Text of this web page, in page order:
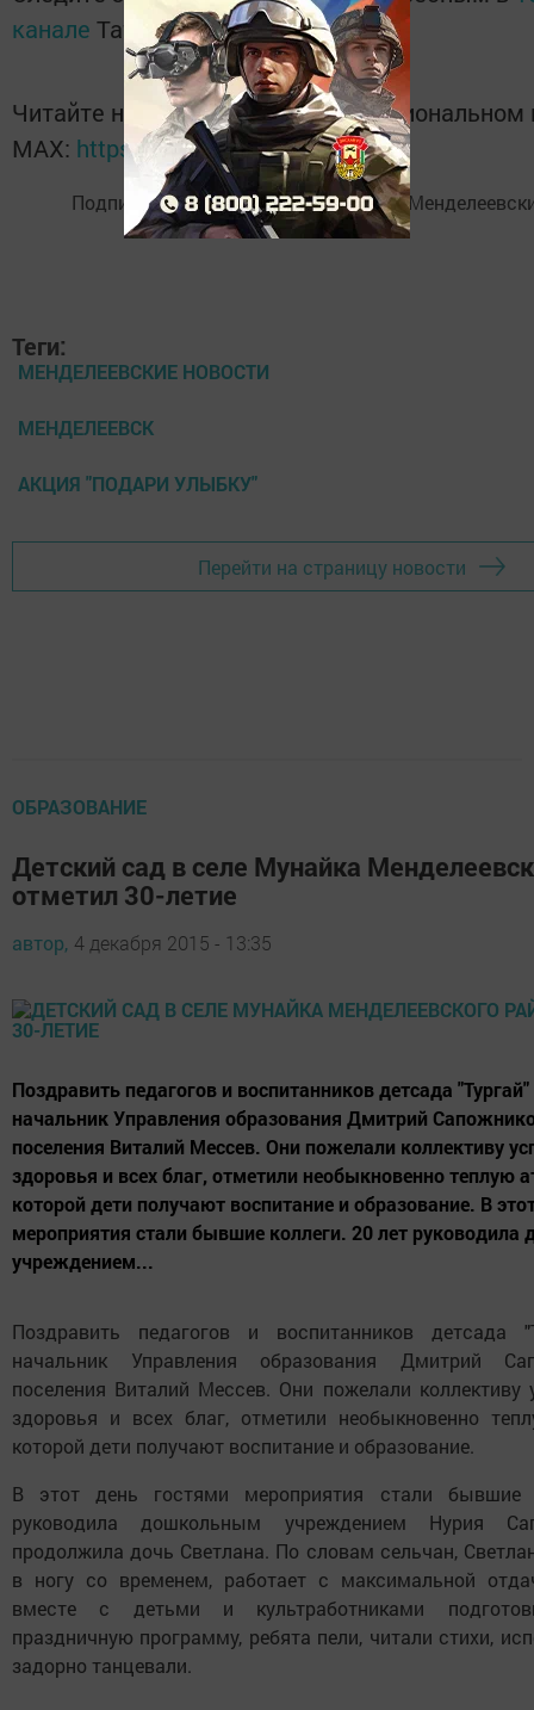
канале Татмедиа
Читайте новости Татарстана в
MАХ: https://max.ru/tatmedia
Подписывайтесь наTelegram-канал
Теги:
МЕНДЕЛЕЕВСКИЕ НОВОСТИ
МЕНДЕЛЕЕВСК
АКЦИЯ "ПОДАРИ УЛЫБКУ"
Перейти на страницу новости
ОБРАЗОВАНИЕ
Детский сад в селе Мунайка
отметил 30-летие
автор, 4 декабря 2015 - 13:35
Поздравить педагогов и воспитанников детсада
начальник Управления образования Дмитрий
поселения Виталий Мессев. Они пожелали коллективу
здоровья и всех благ, отметили необыкновенно теплую
которой дети получают воспитание и образование. В
мероприятия стали бывшие коллеги. 20 лет
учреждением...
Поздравить педагогов и воспитанников детсада
начальник Управления образования Дмитрий
поселения Виталий Мессев. Они пожелали коллективу
здоровья и всех благ, отметили необыкновенно
которой дети получают воспитание и образование.
В этот день гостями мероприятия стали бывшие
руководила дошкольным учреждением Нурия
продолжила дочь Светлана. По словам сельчан,
в ногу со временем, работает с максимальной
вместе с детьми и культработниками
праздничную программу, ребята пели, читали стихи,
задорно танцевали.